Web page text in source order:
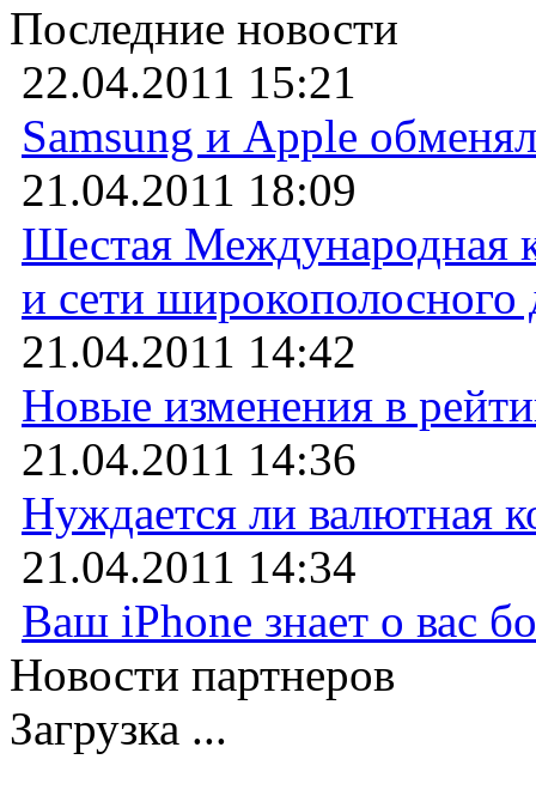
Последние новости
22.04.2011 15:21
Samsung и Apple
21.04.2011 18:09
Шестая Международная
и сети широкополосного
21.04.2011 14:42
Новые изменения в
21.04.2011 14:36
Нуждается ли валютная
21.04.2011 14:34
Ваш iPhone знает о вас
Новости партнеров
Загрузка ...